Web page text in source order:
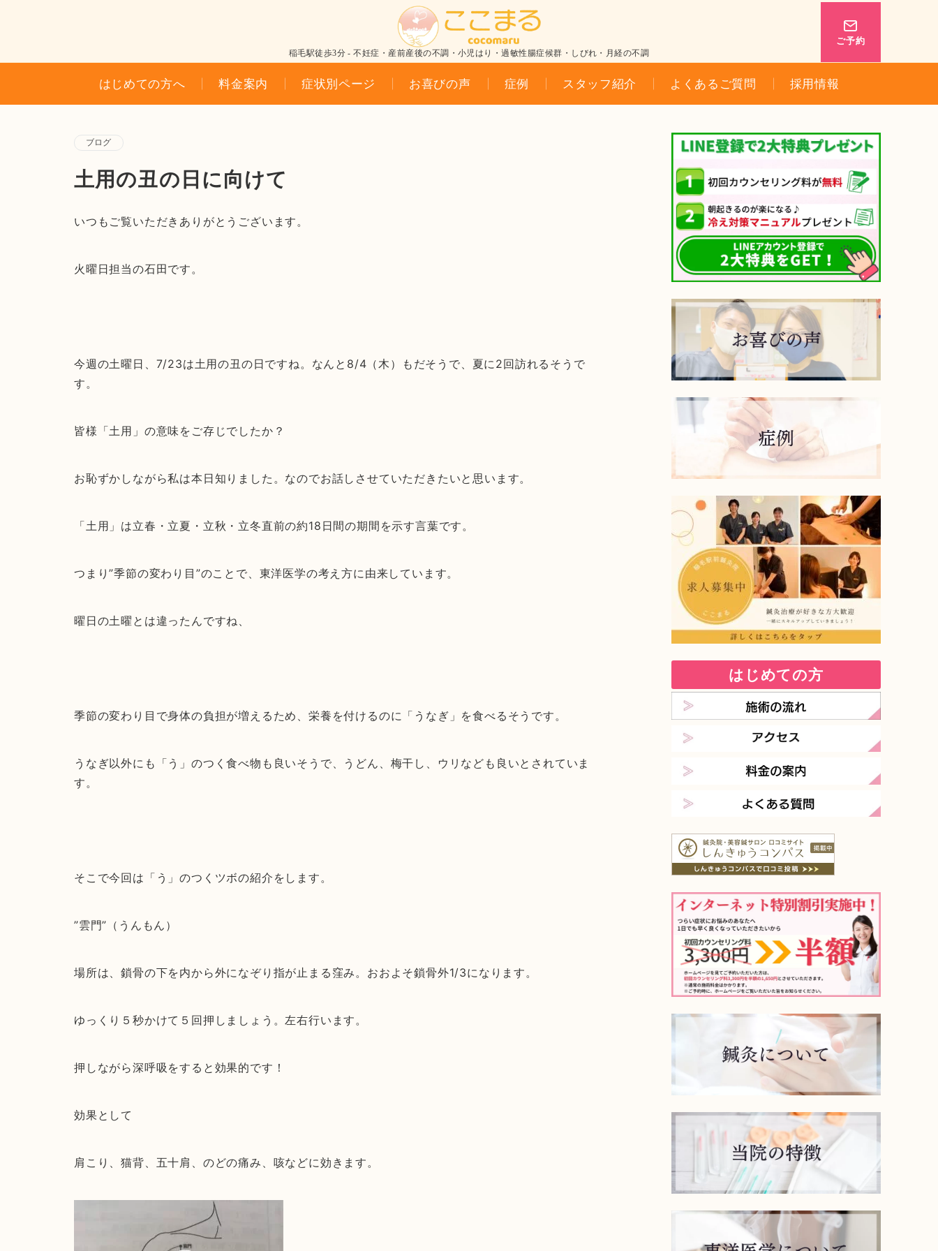
稲毛駅徒歩3分 - 不妊症・産前産後の不調・小児はり・過敏性腸症候群・しびれ・月経の不調
ご予約
はじめての方へ 料金案内 症状別ページ お喜びの声 症例 スタッフ紹介 よくあるご質問 採用情報
ブログ
土用の丑の日に向けて
いつもご覧いただきありがとうございます。
火曜日担当の石田です。
今週の土曜日、7/23は土用の丑の日ですね。なんと8/4（木）もだそうで、夏に2回訪れるそうで
す。
皆様「土用」の意味をご存じでしたか？
お恥ずかしながら私は本日知りました。なのでお話しさせていただきたいと思います。
「土用」は立春・立夏・立秋・立冬直前の約18日間の期間を示す言葉です。
つまり”季節の変わり目”のことで、東洋医学の考え方に由来しています。
曜日の土曜とは違ったんですね、
季節の変わり目で身体の負担が増えるため、栄養を付けるのに「うなぎ」を食べるそうです。
うなぎ以外にも「う」のつく食べ物も良いそうで、うどん、梅干し、ウリなども良いとされていま
す。
そこで今回は「う」のつくツボの紹介をします。
”雲門”（うんもん）
場所は、鎖骨の下を内から外になぞり指が止まる窪み。おおよそ鎖骨外1/3になります。
ゆっくり５秒かけて５回押しましょう。左右行います。
押しながら深呼吸をすると効果的です！
効果として
肩こり、猫背、五十肩、のどの痛み、咳などに効きます。
はじめての方